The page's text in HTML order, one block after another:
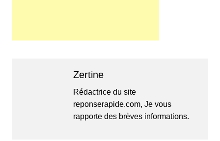
Zertine
Rédactrice du site
reponserapide.com, Je vous
rapporte des brèves informations.